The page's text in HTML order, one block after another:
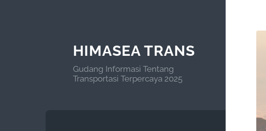
HIMASEA TRANS
Gudang Informasi Tentang
Transportasi Terpercaya 2025